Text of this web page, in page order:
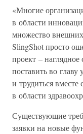
«Многие
в области
множество
SlingShot просто
проект – наглядное
поставить во главу
и трудиться
в области
Существующие
заявки на новые